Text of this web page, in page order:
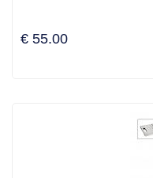
€ 55.00